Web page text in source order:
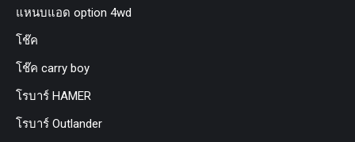
แหนบแอด option 4wd
โช๊ค
โช๊ค carry boy
โรบาร์ HAMER
โรบาร์ Outlander